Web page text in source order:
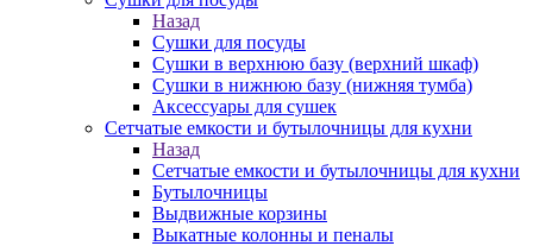
Назад
Сушки для посуды
Сушки в верхнюю базу (верхний шкаф)
Сушки в нижнюю базу (нижняя тумба)
Аксессуары для сушек
Сетчатые емкости и бутылочницы для кухни
Назад
Сетчатые емкости и бутылочницы для кухни
Бутылочницы
Выдвижные корзины
Выкатные колонны и пеналы